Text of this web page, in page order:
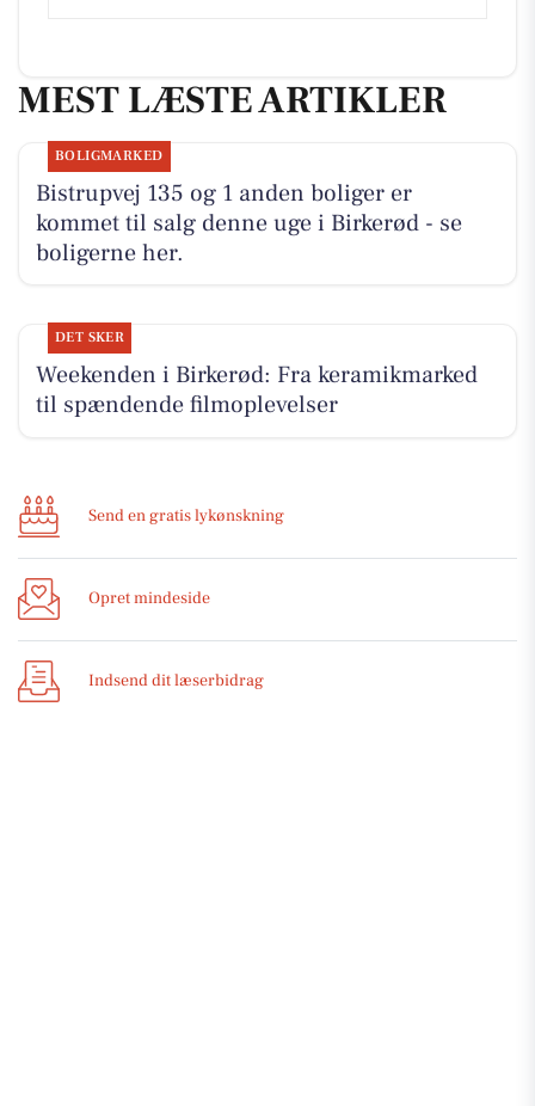
MEST LÆSTE ARTIKLER
BOLIGMARKED
Bistrupvej 135 og 1 anden boliger er
kommet til salg denne uge i Birkerød - se
boligerne her.
DET SKER
Weekenden i Birkerød: Fra keramikmarked
til spændende filmoplevelser
Send en gratis lykønskning
Opret mindeside
Indsend dit læserbidrag